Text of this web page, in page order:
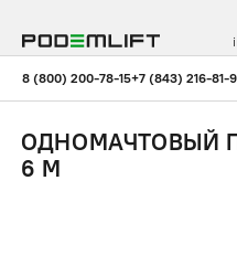
8 (800) 200-78-15+7 (843) 216-81-
ОДНОМАЧТОВЫЙ
6 М